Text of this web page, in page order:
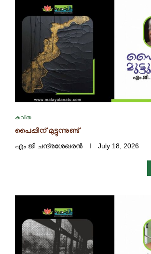
കവിത
പൈപ്പിന് മുട്ടുന്നുണ്ട്
എം ജി ചന്ദ്രശേഖരൻ July 18, 2026